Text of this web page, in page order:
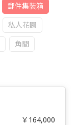
郵件集裝箱
私人花園
角間
￥164,000